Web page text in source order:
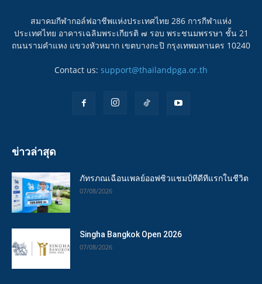
สมาคมกีฬากอล์ฟอาชีพแห่งประเทศไทย 286 การกีฬาแห่ง
ประเทศไทย อาคารเฉลิมพระเกียรติ ๗ รอบ พระชนมพรรษา ชั้น 21
ถนนรามคำแหง แขวงหัวหมาก เขตบางกะปิ กรุงเทพมหานคร 10240
Contact us: support@thailandpga.or.th
ข่าวล่าสุด
ภัทรภณเฉือนเพลย์ออฟซิวแชมป์ทีดีทีแรกในชีวิต
07/08/2026
Singha Bangkok Open 2026
07/08/2026